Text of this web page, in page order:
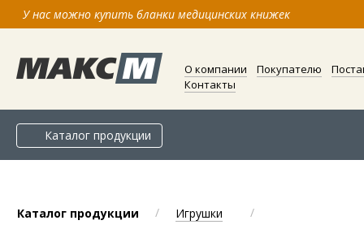
У нас можно купить бланки медицинских книжек
О компании Покупателю
Контакты
Каталог продукции
Каталог продукции / Игрушки /